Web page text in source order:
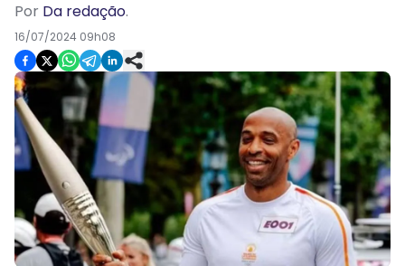
Por Da redação.
16/07/2024 09h08